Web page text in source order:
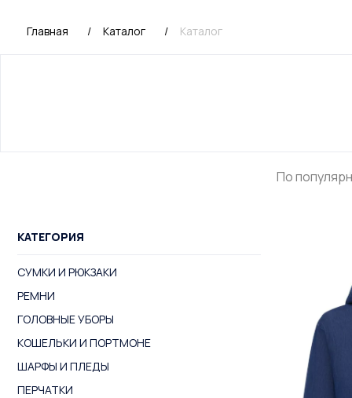
Главная / Каталог / Каталог
КАТЕГОРИЯ
СУМКИ И РЮКЗАКИ
РЕМНИ
ГОЛОВНЫЕ УБОРЫ
КОШЕЛЬКИ И ПОРТМОНЕ
ШАРФЫ И ПЛЕДЫ
ПЕРЧАТКИ
По